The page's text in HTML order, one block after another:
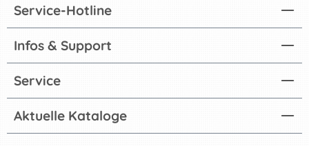
Aktuelle Kataloge
Service-Hotline
Infos & Support
Service